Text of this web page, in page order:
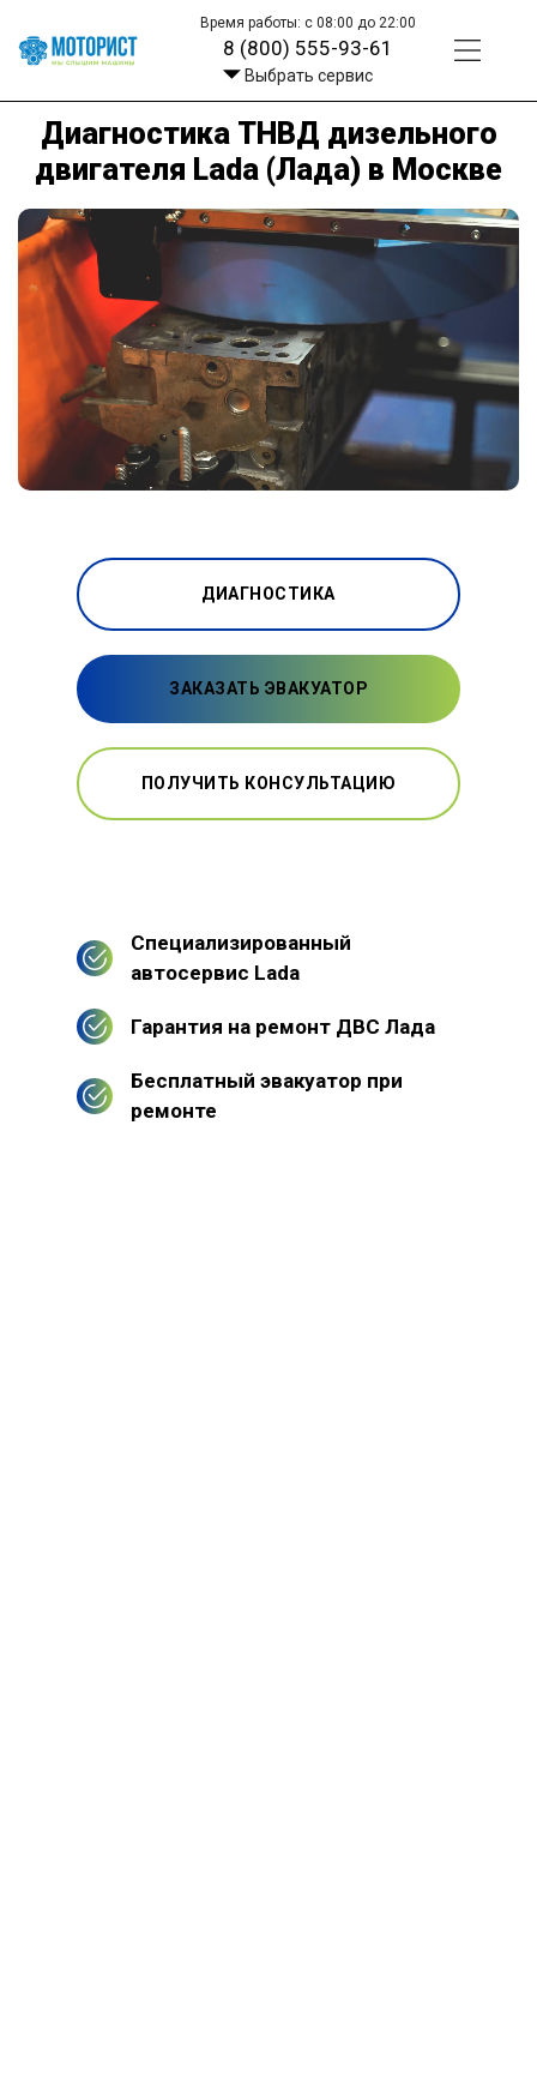
Время работы: с 08:00 до 22:00
8 (800) 555-93-61
Выбрать сервис
Диагностика ТНВД дизельного
двигателя Lada (Лада) в Москве
ДИАГНОСТИКА
ЗАКАЗАТЬ ЭВАКУАТОР
ПОЛУЧИТЬ КОНСУЛЬТАЦИЮ
Специализированный
автосервис Lada
Гарантия на ремонт ДВС Лада
Бесплатный эвакуатор при
ремонте